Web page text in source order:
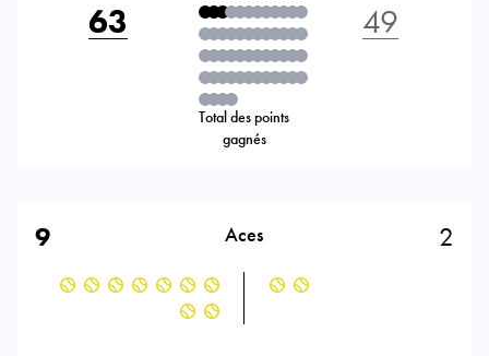
63
Total des points
gagnés
49
9 Aces 2